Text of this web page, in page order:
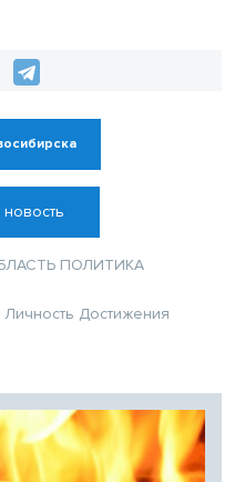
ПОЛИТИКА
Личность Достижения